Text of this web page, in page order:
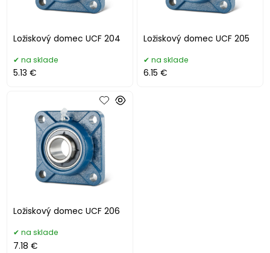
Ložiskový domec UCF 204
na sklade
5.13 €
Ložiskový domec UCF 205
na sklade
6.15 €
Ložiskový domec UCF 206
na sklade
7.18 €